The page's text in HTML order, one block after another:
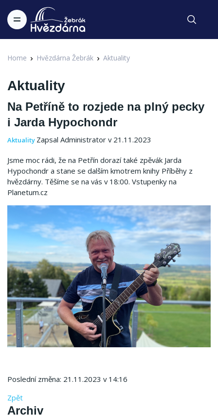
Home Hvězdárna Žebrák Aktuality
Aktuality
Na Petříně to rozjede na plný pecky
i Jarda Hypochondr
Aktuality Zapsal Administrator v 21.11.2023
Jsme moc rádi, že na Petřín dorazí také zpěvák Jarda
Hypochondr a stane se dalším kmotrem knihy Příběhy z
hvězdárny. Těšíme se na vás v 18:00. Vstupenky na
Planetum.cz
Poslední změna: 21.11.2023 v 14:16
Zpět
Archiv